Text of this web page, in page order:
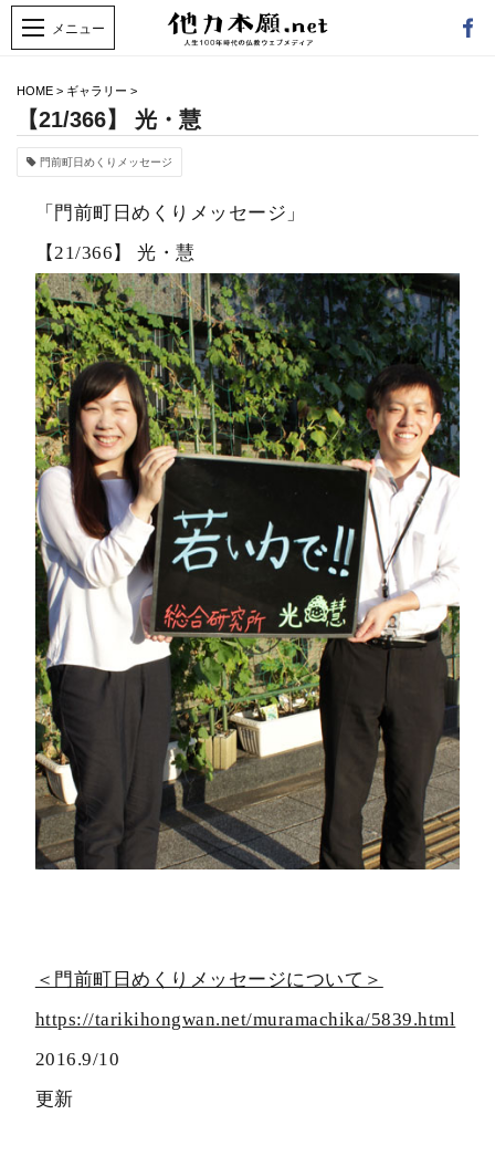
HOME > ギャラリー >
【21/366】 光・慧
門前町日めくりメッセージ
「門前町日めくりメッセージ」
【21/366】 光・慧
＜門前町日めくりメッセージについて＞
https://tarikihongwan.net/muramachika/5839.html
2016.9/10
更新